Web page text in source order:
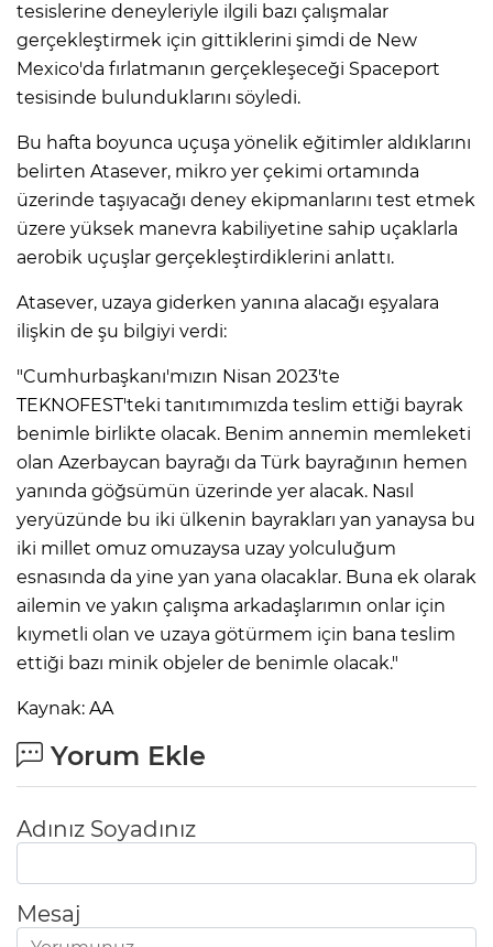
tesislerine deneyleriyle ilgili bazı çalışmalar
gerçekleştirmek için gittiklerini şimdi de New
Mexico'da fırlatmanın gerçekleşeceği Spaceport
tesisinde bulunduklarını söyledi.
Bu hafta boyunca uçuşa yönelik eğitimler aldıklarını
belirten Atasever, mikro yer çekimi ortamında
üzerinde taşıyacağı deney ekipmanlarını test etmek
üzere yüksek manevra kabiliyetine sahip uçaklarla
aerobik uçuşlar gerçekleştirdiklerini anlattı.
Atasever, uzaya giderken yanına alacağı eşyalara
ilişkin de şu bilgiyi verdi:
"Cumhurbaşkanı'mızın Nisan 2023'te
TEKNOFEST'teki tanıtımımızda teslim ettiği bayrak
benimle birlikte olacak. Benim annemin memleketi
olan Azerbaycan bayrağı da Türk bayrağının hemen
yanında göğsümün üzerinde yer alacak. Nasıl
yeryüzünde bu iki ülkenin bayrakları yan yanaysa bu
iki millet omuz omuzaysa uzay yolculuğum
esnasında da yine yan yana olacaklar. Buna ek olarak
ailemin ve yakın çalışma arkadaşlarımın onlar için
kıymetli olan ve uzaya götürmem için bana teslim
ettiği bazı minik objeler de benimle olacak."
Kaynak: AA
Yorum Ekle
Adınız Soyadınız
Mesaj